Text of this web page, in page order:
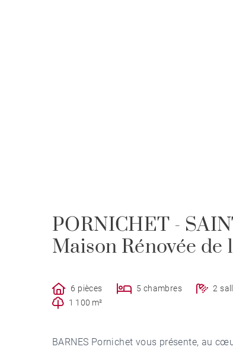
PORNICHET -
Maison Rénovée de
6 pièces 5 chambres 2
1 100 m²
BARNES Pornichet vous présente, au